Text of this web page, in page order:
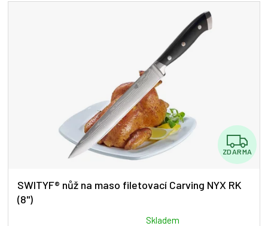
Z
D
ZDARMA
SWITYF® nůž na maso filetovací Carving NYX RK
(8")
Skladem